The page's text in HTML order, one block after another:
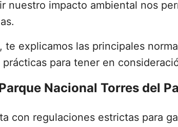
nuestro impacto ambiental nos
te explicamos las principales
para tener en
Nacional Torres del
con regulaciones estrictas para